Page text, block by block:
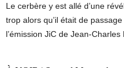
Le cerbère y est allé d’une
trop alors qu’il était de
l’émission JiC de Jean-Charles